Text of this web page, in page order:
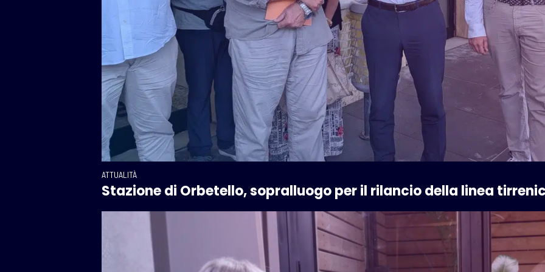
ATTUALITÀ
Stazione di Orbetello, sopralluogo per il rilancio della linea